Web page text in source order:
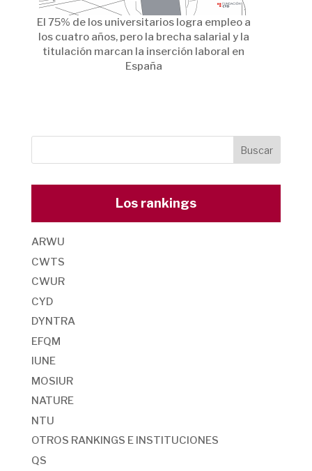
El 75% de los universitarios logra empleo a
los cuatro años, pero la brecha salarial y la
titulación marcan la inserción laboral en
España
Los rankings
ARWU
CWTS
CWUR
CYD
DYNTRA
EFQM
IUNE
MOSIUR
NATURE
NTU
OTROS RANKINGS E INSTITUCIONES
QS